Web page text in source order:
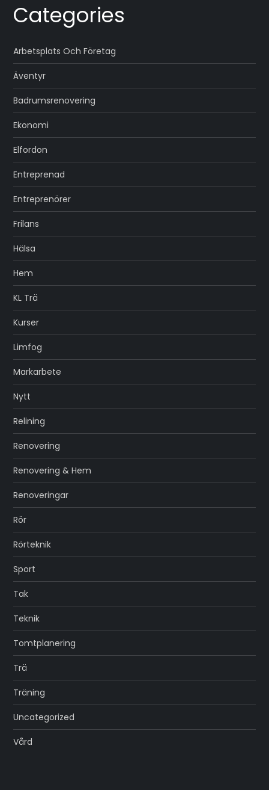
Categories
Arbetsplats Och Företag
Äventyr
Badrumsrenovering
Ekonomi
Elfordon
Entreprenad
Entreprenörer
Frilans
Hälsa
Hem
KL Trä
Kurser
Limfog
Markarbete
Nytt
Relining
Renovering
Renovering & Hem
Renoveringar
Rör
Rörteknik
Sport
Tak
Teknik
Tomtplanering
Trä
Träning
Uncategorized
Vård